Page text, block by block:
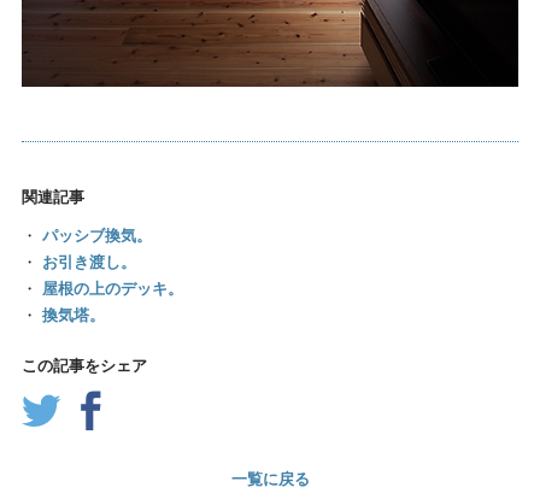
関連記事
・ パッシブ換気。
・
お引き渡し。
・
屋根の上のデッキ。
・ 換気塔。
この記事をシェア
一覧に戻る